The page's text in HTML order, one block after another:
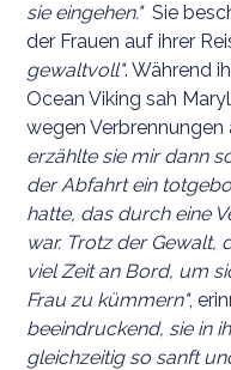
sie eingehen."Sie
der Frauen auf ihrer
gewaltvoll". Während
Ocean Viking sah
wegen Verbrennungen
erzählte sie mir dann
der Abfahrt ein
hatte, das durch eine
war. Trotz der Gewalt,
viel Zeit an Bord, um
Frau zu kümmern",
beeindruckend, sie in
gleichzeitig so sanft